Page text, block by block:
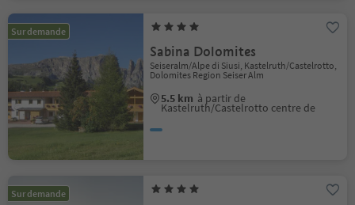
Sur demande
Sabina Dolomites
Seiseralm/Alpe di Siusi, Kastelruth/Castelrotto,
Dolomites Region Seiser Alm
5.5 km à partir de
Kastelruth/Castelrotto centre de
Sur demande